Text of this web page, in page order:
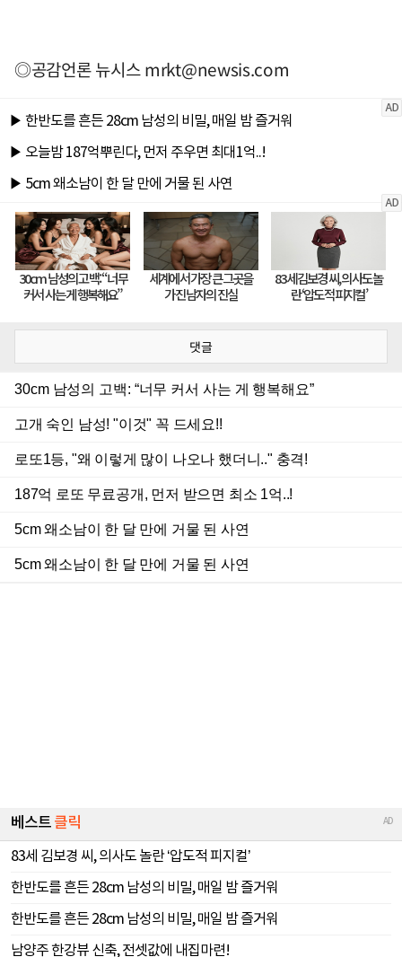
◎공감언론 뉴시스mrkt@newsis.com
댓글